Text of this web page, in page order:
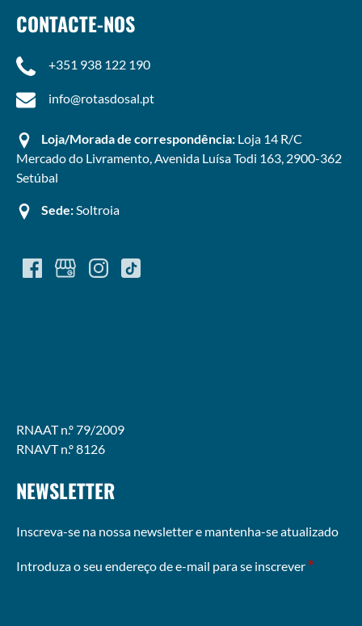
CONTACTE-NOS
+351 938 122 190
info@rotasdosal.pt
Loja/Morada de correspondência: Loja 14 R/C
Mercado do Livramento, Avenida Luísa Todi 163, 2900-362
Setúbal
Sede:Soltroia
RNAAT n.º 79/2009
RNAVT n.º 8126
NEWSLETTER
Inscreva-se na nossa newsletter e mantenha-se atualizado
Introduza o seu endereço de e-mail para se inscrever *